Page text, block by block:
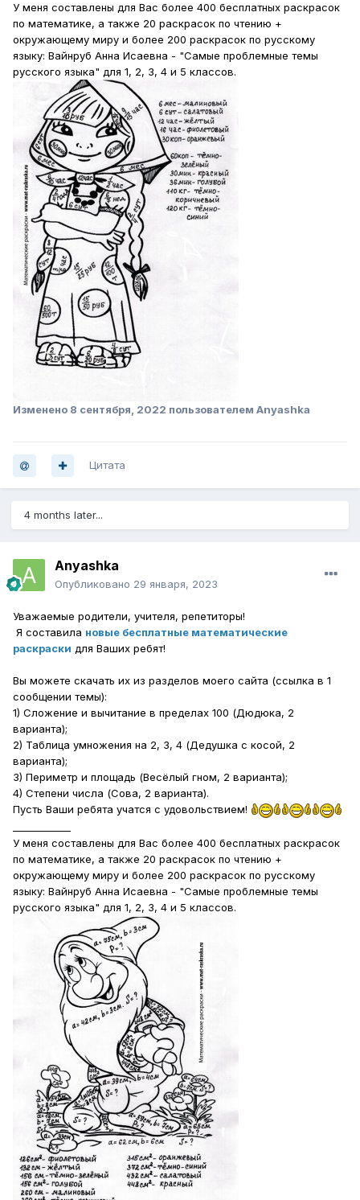
У меня составлены для Вас более 400 бесплатных раскрасок
по математике, а также 20 раскрасок по чтению +
окружающему миру и более 200 раскрасок по русскому
языку: Вайнруб Анна Исаевна - "Самые проблемные темы
русского языка" для 1, 2, 3, 4 и 5 классов.
Изменено 8 сентября, 2022 пользователем Anyashka
Цитата
4 months later...
Anyashka
Опубликовано 29 января, 2023
Уважаемые родители, учителя, репетиторы!
Я составила новые бесплатные математические
раскраски для Ваших ребят!
Вы можете скачать их из разделов моего сайта (ссылка в 1
сообщении темы):
1) Сложение и вычитание в пределах 100 (Дюдюка, 2
варианта);
2) Таблица умножения на 2, 3, 4 (Дедушка с косой, 2
варианта);
3) Периметр и площадь (Весёлый гном, 2 варианта);
4) Степени числа (Сова, 2 варианта).
Пусть Ваши ребята учатся с удовольствием!
У меня составлены для Вас более 400 бесплатных раскрасок
по математике, а также 20 раскрасок по чтению +
окружающему миру и более 200 раскрасок по русскому
языку: Вайнруб Анна Исаевна - "Самые проблемные темы
русского языка" для 1, 2, 3, 4 и 5 классов.